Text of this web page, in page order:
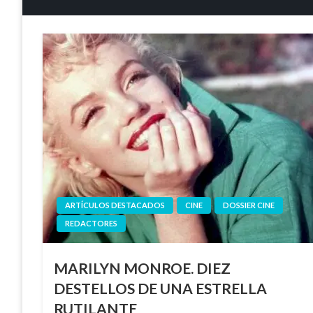
ARTÍCULOS DESTACADOS CINE
DOSSIER CINE
REDACTORES
MARILYN MONROE. DIEZ
DESTELLOS DE UNA ESTRELLA
RUTILANTE